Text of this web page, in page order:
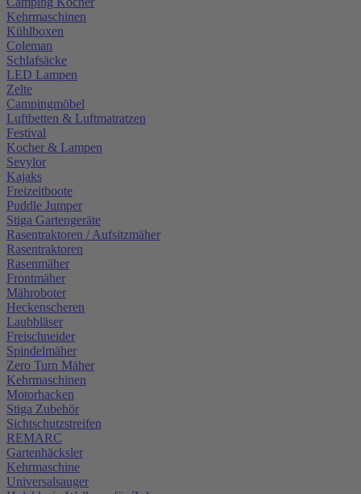
Kehrmaschinen
Kühlboxen
Coleman
Schlafsäcke
LED Lampen
Zelte
Campingmöbel
Luftbetten & Luftmatratzen
Festival
Kocher & Lampen
Sevylor
Kajaks
Freizeitboote
Puddle Jumper
Stiga Gartengeräte
Rasentraktoren / Aufsitzmäher
Rasentraktoren
Rasenmäher
Frontmäher
Mähroboter
Heckenscheren
Laubbläser
Freischneider
Spindelmäher
Zero Turn Mäher
Kehrmaschinen
Motorhacken
Stiga Zubehör
Sichtschutzstreifen
REMARC
Gartenhäcksler
Kehrmaschine
Universalsauger